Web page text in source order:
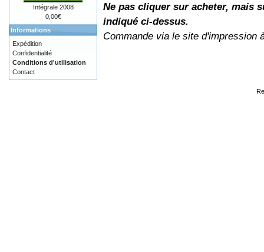
Ne pas cliquer sur acheter, mais
indiqué ci-dessus.
Commande via le site d'impression
Intégrale 2008
0,00€
Informations
Expédition
Confidentialité
Conditions d'utilisation
Contact